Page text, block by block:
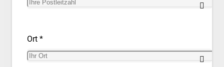
Ort *